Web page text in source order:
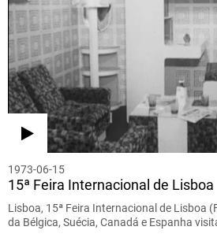
1973-06-15
15ª Feira Internacional de Lisboa
Lisboa, 15ª Feira Internacional de Lisboa
da Bélgica, Suécia, Canadá e Espanha